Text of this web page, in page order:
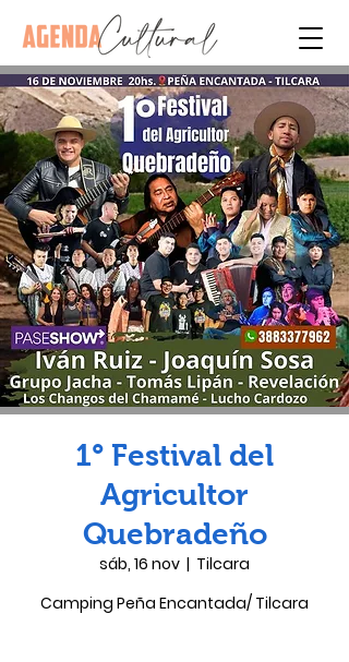
1° Festival del
Agricultor
Quebradeño
sáb, 16 nov
  |
Tilcara
Camping Peña Encantada/ Tilcara